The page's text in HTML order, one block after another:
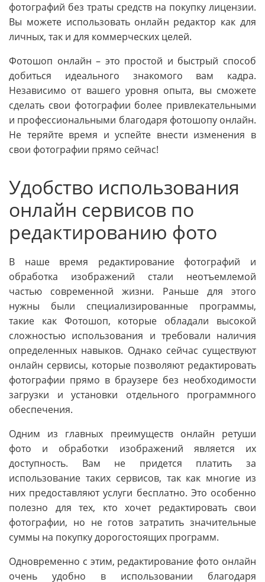
фотографий без траты средств на покупку лицензии.
Вы можете использовать онлайн редактор как для
личных, так и для коммерческих целей.
Фотошоп онлайн – это простой и быстрый способ
добиться идеального знакомого вам кадра.
Независимо от вашего уровня опыта, вы сможете
сделать свои фотографии более привлекательными
и профессиональными благодаря фотошопу онлайн.
Не теряйте время и успейте внести изменения в
свои фотографии прямо сейчас!
Удобство использования
онлайн сервисов по
редактированию фото
В наше время редактирование фотографий и
обработка изображений стали неотъемлемой
частью современной жизни. Раньше для этого
нужны были специализированные программы,
такие как Фотошоп, которые обладали высокой
сложностью использования и требовали наличия
определенных навыков. Однако сейчас существуют
онлайн сервисы, которые позволяют редактировать
фотографии прямо в браузере без необходимости
загрузки и установки отдельного программного
обеспечения.
Одним из главных преимуществ онлайн ретуши
фото и обработки изображений является их
доступность. Вам не придется платить за
использование таких сервисов, так как многие из
них предоставляют услуги бесплатно. Это особенно
полезно для тех, кто хочет редактировать свои
фотографии, но не готов затратить значительные
суммы на покупку дорогостоящих программ.
Одновременно с этим, редактирование фото онлайн
очень удобно в использовании благодаря